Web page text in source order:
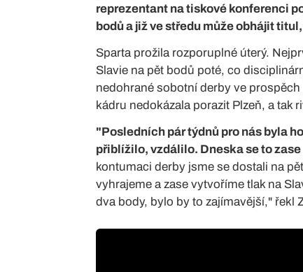
reprezentant na tiskové konferenci
bodů a již ve středu může obhájit
Sparta prožila rozporuplné úterý.
Slavie na pět bodů poté, co
nedohrané sobotní derby ve
kádru nedokázala porazit Plzeň, a
"Posledních pár týdnů pro nás byla
přiblížilo, vzdálilo. Dneska se to
kontumaci derby jsme se dostali na
vyhrajeme a zase vytvoříme tlak na
dva body, bylo by to zajímavější," řekl